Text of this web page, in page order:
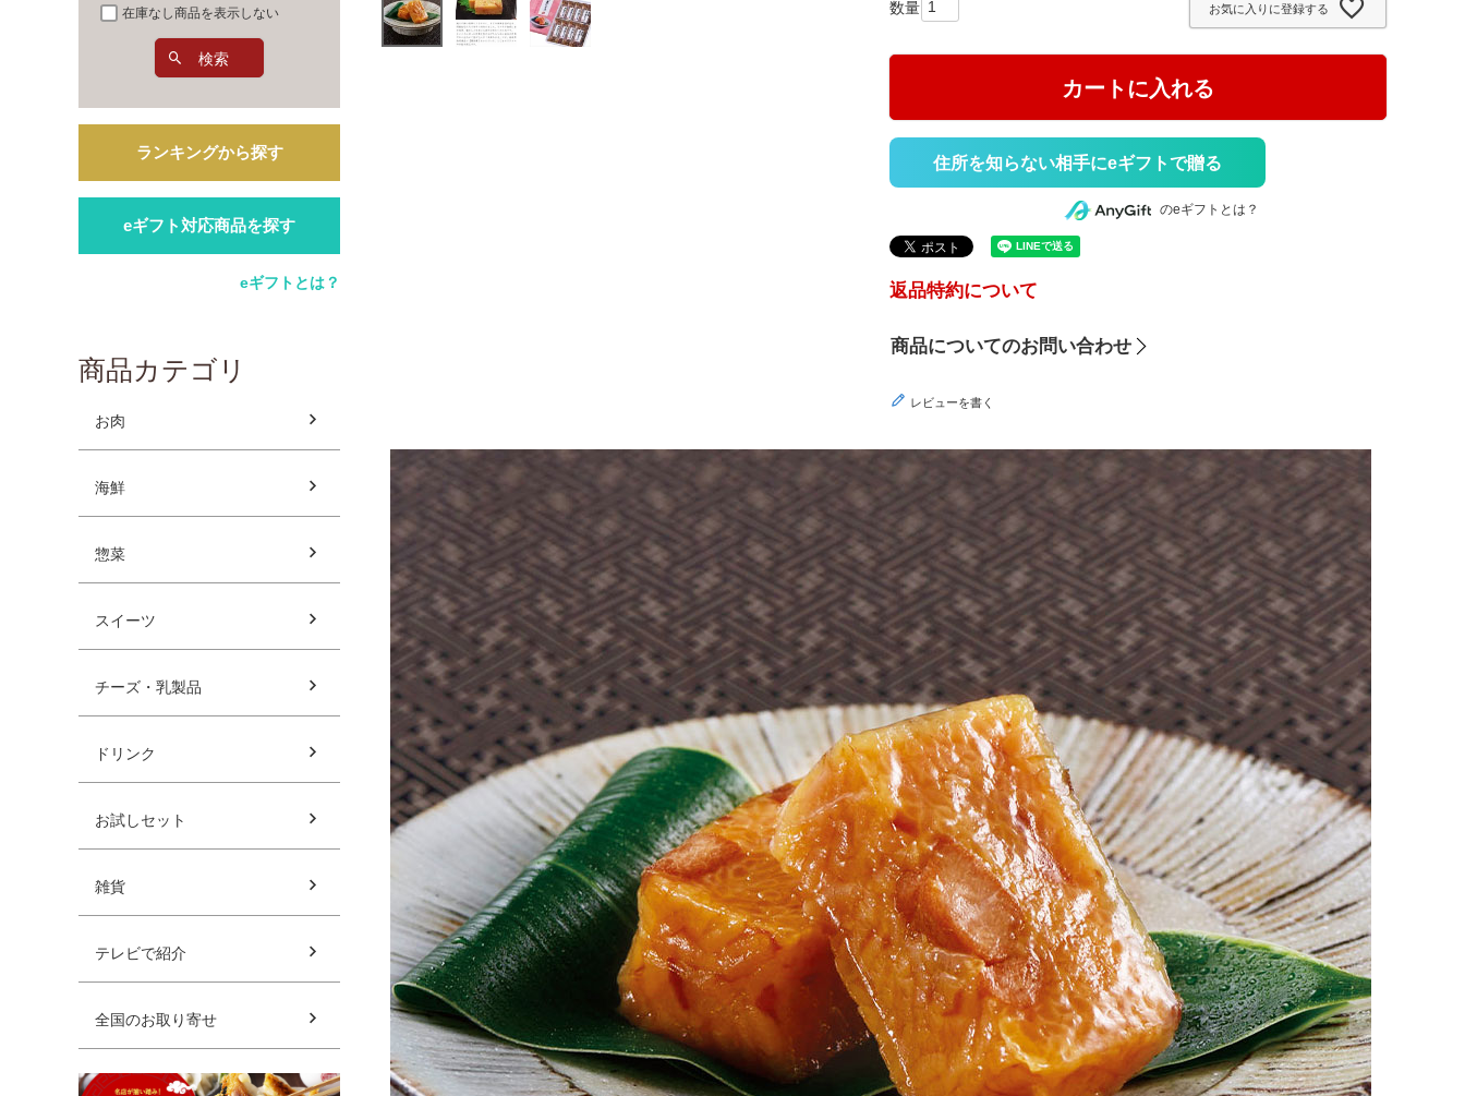
在庫なし商品を表示しない
検索
ランキングから探す
eギフト対応商品を探す
eギフトとは？
商品カテゴリ
お肉
海鮮
惣菜
スイーツ
チーズ・乳製品
ドリンク
お試しセット
雑貨
テレビで紹介
全国のお取り寄せ
お気に入りに登録する
カートに入れる
住所を知らない相手にeギフトで贈る
のeギフトとは？
返品特約について
商品についてのお問い合わせ
レビューを書く